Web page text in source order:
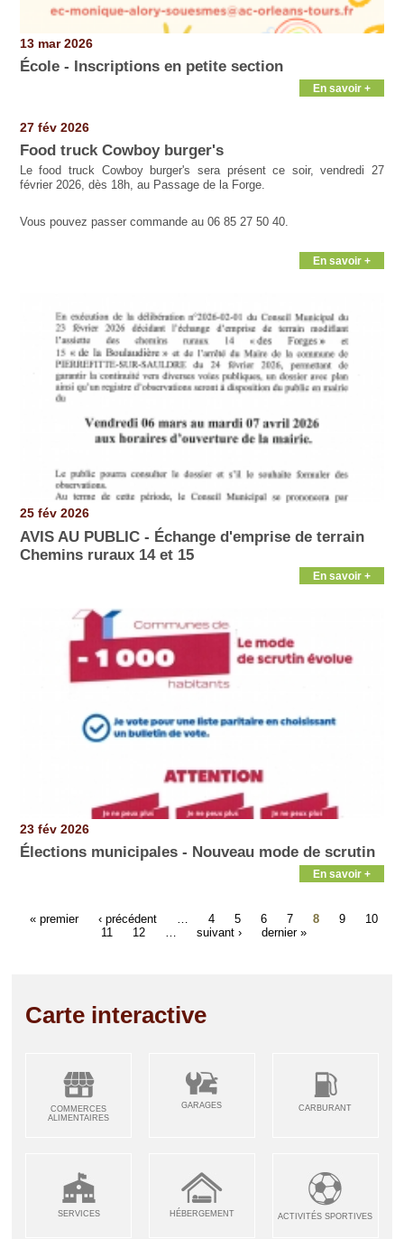
13 mar 2026
École - Inscriptions en petite section
En savoir +
27 fév 2026
Food truck Cowboy burger's
Le food truck Cowboy burger's sera présent ce soir, vendredi 27
février 2026, dès 18h, au Passage de la Forge.
Vous pouvez passer commande au 06 85 27 50 40.
En savoir +
25 fév 2026
AVIS AU PUBLIC - Échange d'emprise de terrain
Chemins ruraux 14 et 15
En savoir +
23 fév 2026
Élections municipales - Nouveau mode de scrutin
En savoir +
« premier ‹ précédent 4 5 6 7 8 9
10
11
12 suivant › dernier »
Carte interactive
COMMERCES
ALIMENTAIRES
GARAGES CARBURANT
SERVICES HÉBERGEMENT ACTIVITÉS SPORTIVES